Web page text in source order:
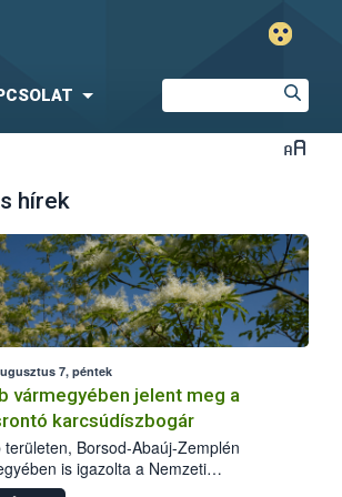
hírek
7, péntek
vármegyében jelent meg a
karcsúdíszbogár
területen, Borsod-Abaúj-Zemplén
is igazolta a Nemzeti
biztonsági Hivatal (Nébih) a